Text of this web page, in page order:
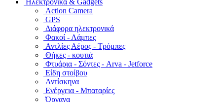
Ηλεκτρονικά & Gadgets
Action Camera
GPS
Διάφορα ηλεκτρονικά
Φακοί - Λάμπες
Αντλίες Αέρος - Τρόμπες
Θήκες - κουτιά
Φτυάρια - Σόντες - Arva - Jetforce
Είδη στοίβου
Αντίσκηνα
Ενέργεια - Μπαταρίες
Όργανα